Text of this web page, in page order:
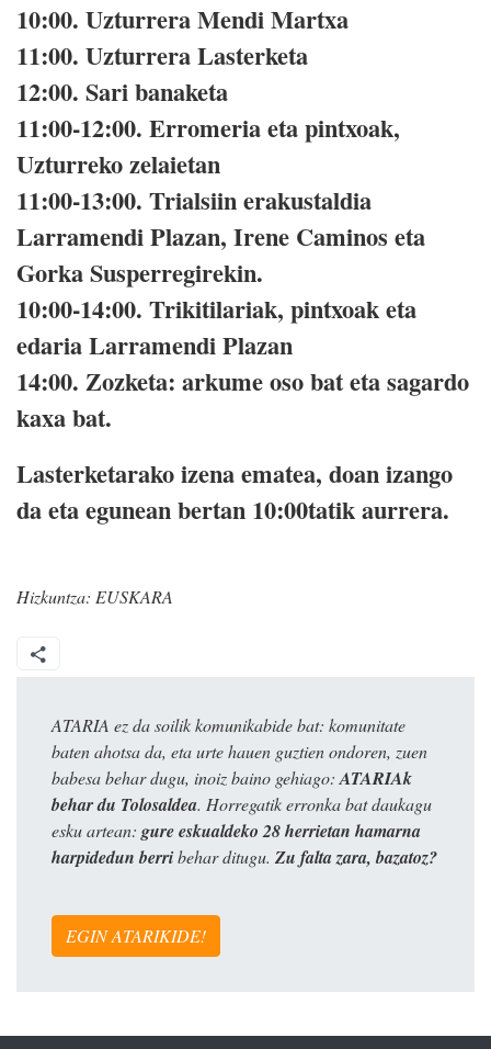
10:00. Uzturrera Mendi Martxa
11:00. Uzturrera Lasterketa
12:00. Sari banaketa
11:00-12:00. Erromeria eta pintxoak,
Uzturreko zelaietan
11:00-13:00. Trialsiin erakustaldia
Larramendi Plazan, Irene Caminos eta
Gorka Susperregirekin.
10:00-14:00. Trikitilariak, pintxoak eta
edaria Larramendi Plazan
14:00. Zozketa: arkume oso bat eta sagardo
kaxa bat.
Lasterketarako izena ematea, doan izango
da eta egunean bertan 10:00tatik aurrera.
Hizkuntza: EUSKARA
ATARIA ez da soilik komunikabide bat: komunitate
baten ahotsa da, eta urte hauen guztien ondoren, zuen
babesa behar dugu, inoiz baino gehiago: ATARIAk
behar du Tolosaldea. Horregatik erronka bat daukagu
esku artean: gure eskualdeko 28 herrietan hamarna
harpidedun berribehar ditugu. Zu falta zara, bazatoz?
EGIN ATARIKIDE!